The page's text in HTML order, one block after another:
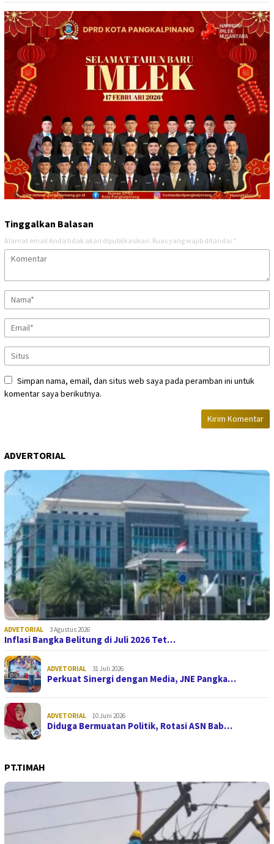
Tinggalkan Balasan
Alamat email Anda tidak akan dipublikasikan. Ruas yang wajib ditandai *
Simpan nama, email, dan situs web saya pada peramban ini untuk
komentar saya berikutnya.
ADVERTORIAL
ADVETORIAL 3 Agustus 2026
Inflasi Bangka Belitung di Juli 2026 Tet…
ADVETORIAL 31 Juli 2026
Perkuat Sinergi dengan Media, JNE Pangka…
ADVETORIAL 10 Juni 2026
Diduga Bermuatan Politik, Rotasi ASN Bab…
PT.TIMAH